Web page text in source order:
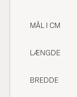
MÅL I CM
LÆNGDE
BREDDE